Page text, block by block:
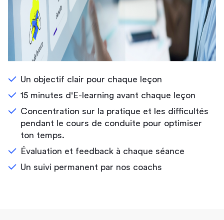
Un objectif clair pour chaque leçon
15 minutes d'E-learning avant chaque leçon
Concentration sur la pratique et les difficultés
pendant le cours de conduite pour optimiser
ton temps.
Évaluation et feedback à chaque séance
Un suivi permanent par nos coachs